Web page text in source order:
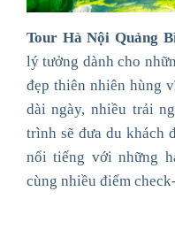
Tour Hà Nội Quảng
lý tưởng dành cho
đẹp thiên nhiên hùng
dài ngày, nhiều trải
trình sẽ đưa du khách
nổi tiếng với những
cùng nhiều điểm